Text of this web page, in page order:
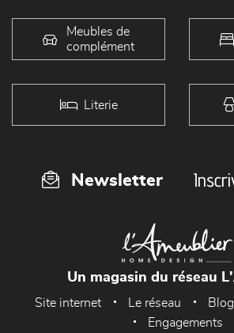
Meubles de
complément
Literie
Newsletter
Un magasin du réseau
Site internet Le réseau Blog
Engagements